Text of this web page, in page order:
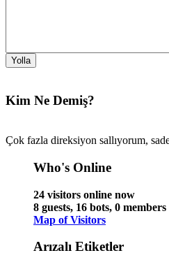
Kim Ne Demiş?
Çok fazla direksiyon sallıyorum,
Who's Online
24 visitors online now
8 guests, 16 bots, 0 members
Map of Visitors
Arızalı Etiketler